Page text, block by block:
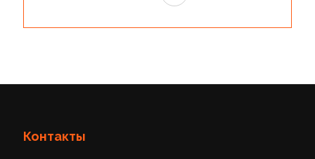
Контакты